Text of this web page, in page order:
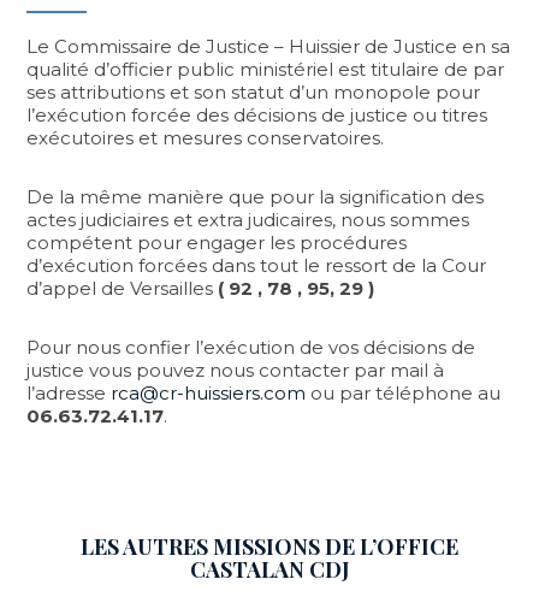
Le Commissaire de Justice – Huissier de Justice en sa
qualité d’officier public ministériel est titulaire de par
ses attributions et son statut d’un monopole pour
l’exécution forcée des décisions de justice ou titres
exécutoires et mesures conservatoires.
De la même manière que pour la signification des
actes judiciaires et extra judicaires, nous sommes
compétent pour engager les procédures
d’exécution forcées dans tout le ressort de la Cour
d’appel de Versailles ( 92 , 78 , 95, 29 )
Pour nous confier l’exécution de vos décisions de
justice vous pouvez nous contacter par mail à
l’adresse rca@cr-huissiers.com ou par téléphone au
06.63.72.41.17.
LES AUTRES MISSIONS DE L’OFFICE
CASTALAN CDJ